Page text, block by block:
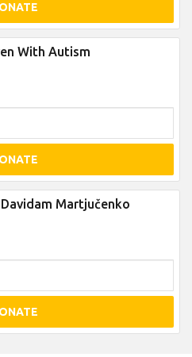
With Autism
Martjučenko